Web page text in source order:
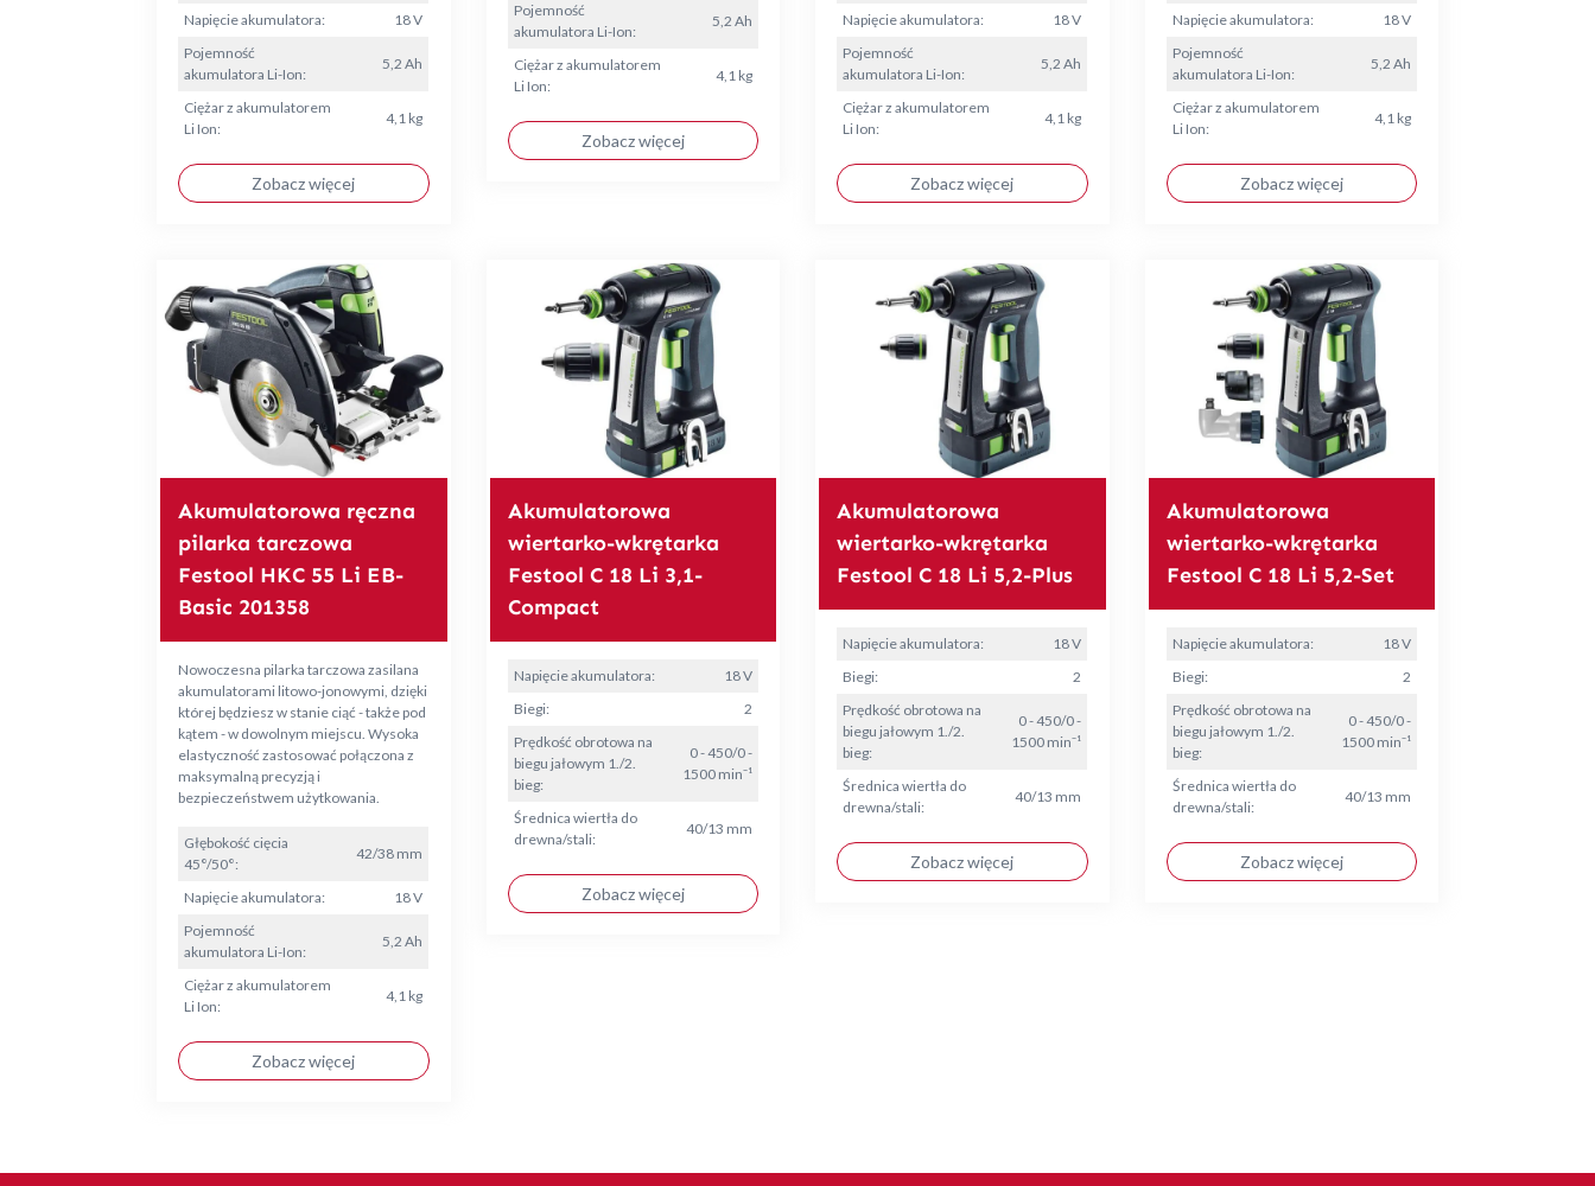
Napięcie akumulatora:
18 V
Pojemność
akumulatora Li-Ion:
5,2 Ah
Ciężar z akumulatorem
Li Ion:
4,1 kg
Zobacz więcej
Pojemność
akumulatora Li-Ion:
5,2 Ah
Ciężar z akumulatorem
Li Ion:
4,1 kg
Zobacz więcej
Napięcie akumulatora:
18 V
Pojemność
akumulatora Li-Ion:
5,2 Ah
Ciężar z akumulatorem
Li Ion:
4,1 kg
Zobacz więcej
Napięcie akumulatora:
18 V
Pojemność
akumulatora Li-Ion:
5,2 Ah
Ciężar z akumulatorem
Li Ion:
4,1 kg
Zobacz więcej
Akumulatorowa ręczna
pilarka tarczowa
Festool HKC 55 Li EB-
Basic 201358
Nowoczesna pilarka tarczowa zasilana
akumulatorami litowo-jonowymi, dzięki
której będziesz w stanie ciąć - także pod
kątem - w dowolnym miejscu. Wysoka
elastyczność zastosować połączona z
maksymalną precyzją i
bezpieczeństwem użytkowania.
Głębokość cięcia
45°/50°:
42/38 mm
Napięcie akumulatora:
18 V
Pojemność
akumulatora Li-Ion:
5,2 Ah
Ciężar z akumulatorem
Li Ion:
4,1 kg
Zobacz więcej
Akumulatorowa
wiertarko-wkrętarka
Festool C 18 Li 3,1-
Compact
Napięcie akumulatora:
18 V
Biegi:
2
Prędkość obrotowa na
biegu jałowym 1./2.
bieg:
0 - 450/0 -
1500 min⁻¹
Średnica wiertła do
drewna/stali:
40/13 mm
Zobacz więcej
Akumulatorowa
wiertarko-wkrętarka
Festool C 18 Li 5,2-Plus
Napięcie akumulatora:
18 V
Biegi:
2
Prędkość obrotowa na
biegu jałowym 1./2.
bieg:
0 - 450/0 -
1500 min⁻¹
Średnica wiertła do
drewna/stali:
40/13 mm
Zobacz więcej
Akumulatorowa
wiertarko-wkrętarka
Festool C 18 Li 5,2-Set
Napięcie akumulatora:
18 V
Biegi:
2
Prędkość obrotowa na
biegu jałowym 1./2.
bieg:
0 - 450/0 -
1500 min⁻¹
Średnica wiertła do
drewna/stali:
40/13 mm
Zobacz więcej